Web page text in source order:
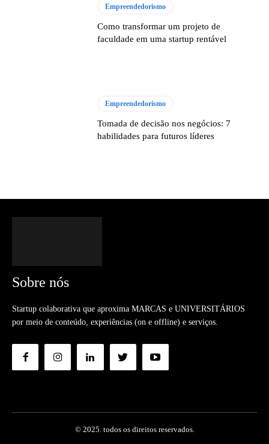
Empreendedorismo
Como transformar um projeto de
faculdade em uma startup rentável
Empreendedorismo
Tomada de decisão nos negócios: 7
habilidades para futuros líderes
Sobre nós
Startup colaborativa que aproxima MARCAS e UNIVERSITÁRIOS
por meio de conteúdo, experiências (on e offline) e serviços.
© 2025. todos os direitos reservados.